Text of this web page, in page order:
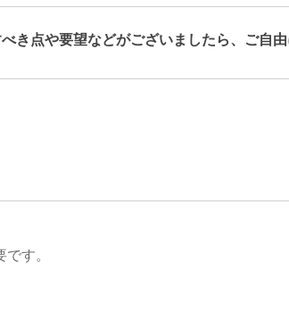
き点や要望などがございましたら、ご自
き点や要望などがございましたら、ご自由
す。